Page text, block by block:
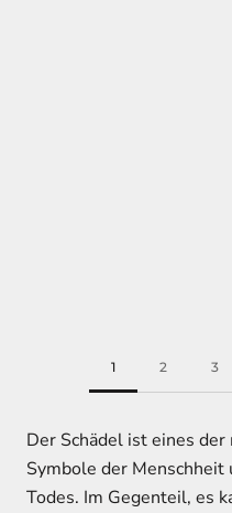
1 2 3
Der Schädel ist eines
Symbole der
Todes. Im Gegenteil, es